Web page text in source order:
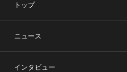
トップ
ニュース
インタビュー